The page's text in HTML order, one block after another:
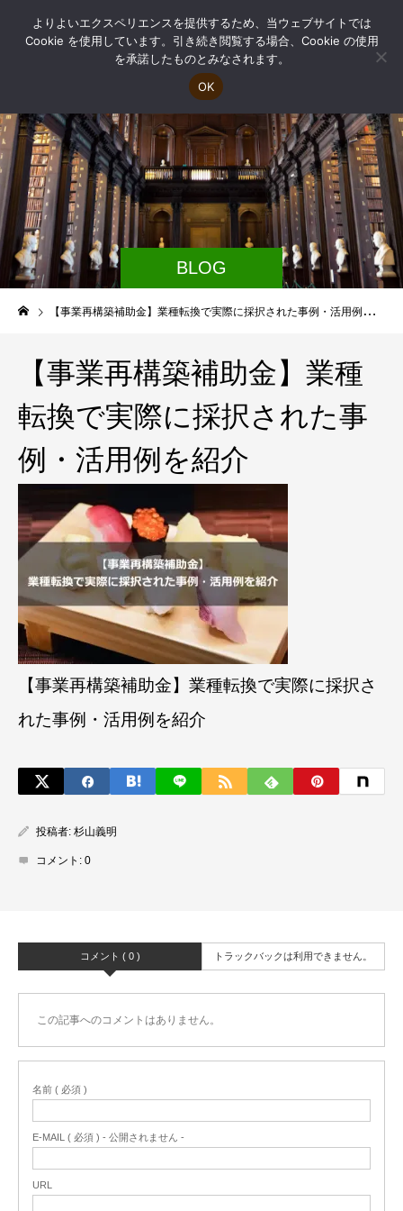
BLOG
【事業再構築補助金】業種転換で実際に採択された事例・活用例を紹介
【事業再構築補助金】業種
転換で実際に採択された事
例・活用例を紹介
【事業再構築補助金】業種転換で実際に採択さ
れた事例・活用例を紹介
投稿者: 杉山義明
コメント: 0
コメント ( 0 ) トラックバックは利用できません。
この記事へのコメントはありません。
名前 ( 必須 )
E-MAIL ( 必須 ) - 公開されません -
URL
よりよいエクスペリエンスを提供するため、当ウェブサイトでは
Cookie を使用しています。引き続き閲覧する場合、Cookie の使用
を承諾したものとみなされます。
OK